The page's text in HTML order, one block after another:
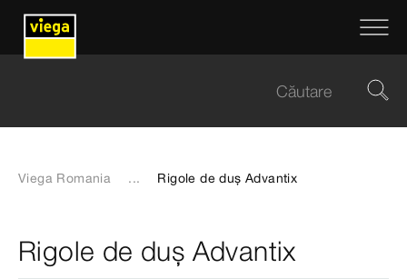
Viega Romania ... Rigole de duș Advantix
Rigole de duș Advantix